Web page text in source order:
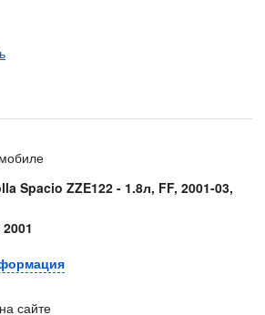
Spacio ZZE122 - 1.8л, FF, 2001-03,
2001
сайте